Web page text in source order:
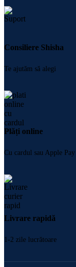
Consiliere Shisha
Te ajutăm să alegi
Plăți online
Cu cardul sau Apple Pay
Livrare rapidă
1-2 zile lucrătoare